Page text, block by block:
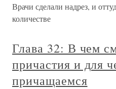
Врачи сделали надрез, и
количестве
Глава 32: В чем
причастия и для
причащаемся